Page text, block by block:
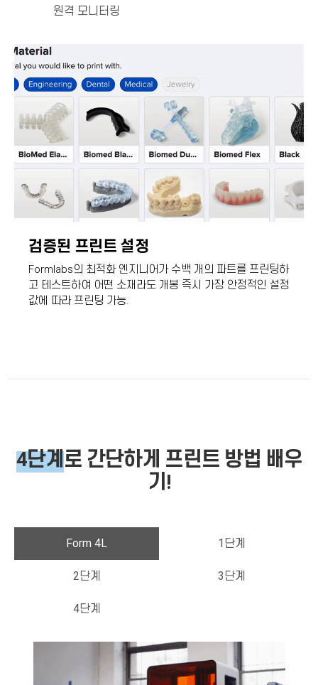
원격 모니터링
검증된 프린트 설정
Formlabs의 최적화 엔지니어가 수백 개의 파트를 프린팅하
고 테스트하여 어떤 소재라도 개봉 즉시 가장 안정적인 설정
값에 따라 프린팅 가능.
4단계로 간단하게 프린트 방법 배우
기!
Form 4L 1단계
2단계 3단계
4단계